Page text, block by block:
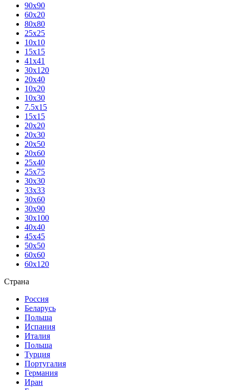
90х90
60х20
80х80
25x25
10х10
15х15
41х41
30х120
20х40
10х20
10х30
7.5х15
15х15
20х20
20х30
20х50
20х60
25х40
25х75
30х30
33х33
30х60
30х90
30х100
40х40
45х45
50х50
60х60
60х120
Страна
Россия
Беларусь
Польша
Испания
Италия
Польша
Турция
Португалия
Германия
Иран